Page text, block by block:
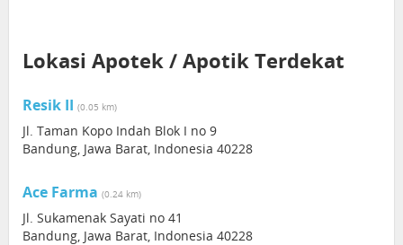
Lokasi Apotek / Apotik Terdekat
Resik II (0.05 km)
Jl. Taman Kopo Indah Blok I no 9
Bandung, Jawa Barat, Indonesia 40228
Ace Farma (0.24 km)
Jl. Sukamenak Sayati no 41
Bandung, Jawa Barat, Indonesia 40228